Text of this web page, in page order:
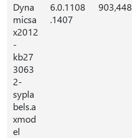
Dyna
micsa
x2012
-
kb27
3063
2-
sypla
bels.a
xmod
el
6.0.1108
.1407
903,448